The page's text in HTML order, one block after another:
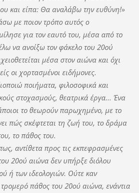
και είπα: Θα αναλάβω την ευθύνη!»
με ποιον τρόπο αυτός ο
για τον εαυτό του, μέσα από το
να ανοίξω τον φάκελο του 20ού
μέσα στον αιώνα και όχι
οι χορτασμένοι ειδήμονες.
ποιήματα, φιλοσοφικά και
στοχασμούς, θεατρικά έργα... Ένα
το θεωρούν παρωχημένο, με το
πώς σκέφτεται τη ζωή του, το δράμα
το πάθος του.
αντίθετα προς τις εκπεφρασμένες
20ού αιώνα δεν υπήρξε διόλου
ή των ιδεολογιών. Ούτε καν
πάθος του 20ού αιώνα, ενάντια